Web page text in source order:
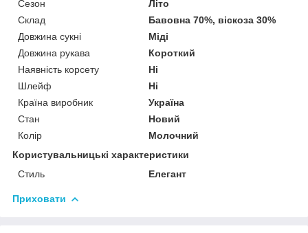
Сезон
Літо
Склад
Бавовна 70%, віскоза 30%
Довжина сукні
Міді
Довжина рукава
Короткий
Наявність корсету
Ні
Шлейф
Ні
Країна виробник
Україна
Стан
Новий
Колір
Молочний
Користувальницькі характеристики
Стиль
Елегант
Приховати